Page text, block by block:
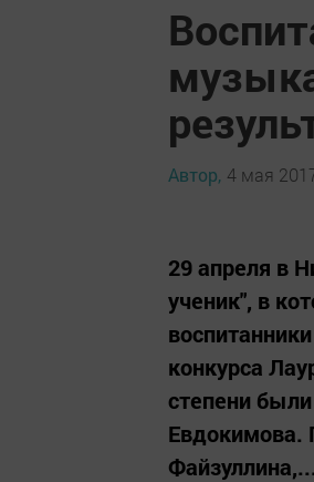
Автор, 4 мая
29 апреля в
ученик", в
конкурса
степени
Евдокимова.
Файзуллина,...